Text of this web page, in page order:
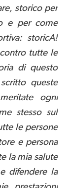
storico per
e per come
storicA!
tutte le
di questo
queste
ogni
stesso sul
le persone
e persona
la mia salute
difendere la